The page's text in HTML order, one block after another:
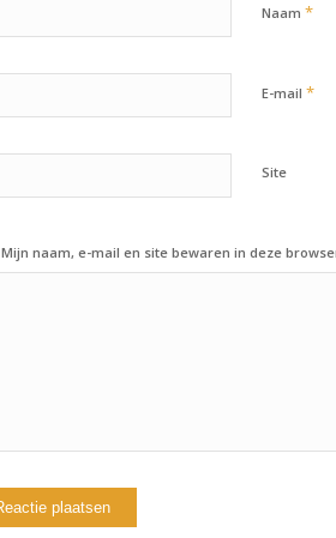
Naam *
E-mail *
Site
Mijn naam, e-mail en site bewaren in deze